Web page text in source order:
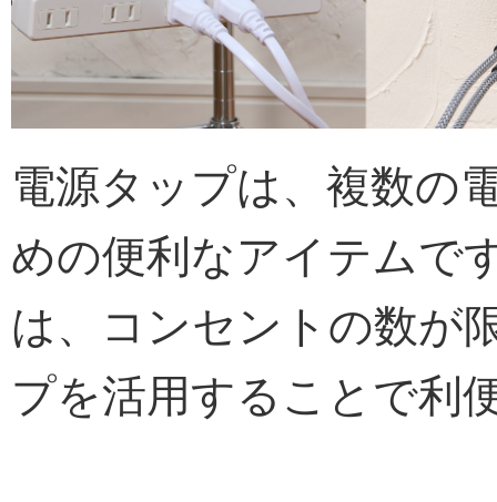
電源タップは、複数の
めの便利なアイテムで
は、コンセントの数が
プを活用することで利